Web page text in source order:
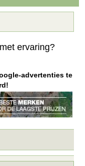
ervaring?
advertenties te